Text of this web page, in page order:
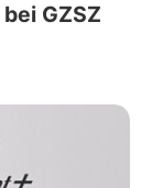
GZSZ